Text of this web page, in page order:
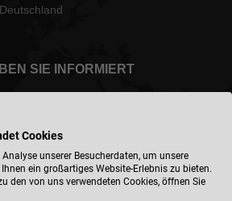
Deutschland
SIE INFORMIERT
International - deutsch
Cookies
unserer Besucherdaten, um unsere
ein großartiges Website-Erlebnis zu bieten.
den von uns verwendeten Cookies, öffnen Sie